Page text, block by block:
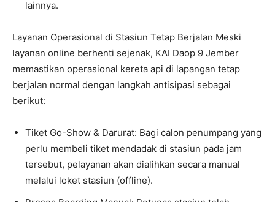
lainnya.
Layanan Operasional di Stasiun Tetap Berjalan Meski
layanan online berhenti sejenak, KAI Daop 9 Jember
memastikan operasional kereta api di lapangan tetap
berjalan normal dengan langkah antisipasi sebagai
berikut:
Tiket Go-Show & Darurat: Bagi calon penumpang yang
perlu membeli tiket mendadak di stasiun pada jam
tersebut, pelayanan akan dialihkan secara manual
melalui loket stasiun (offline).